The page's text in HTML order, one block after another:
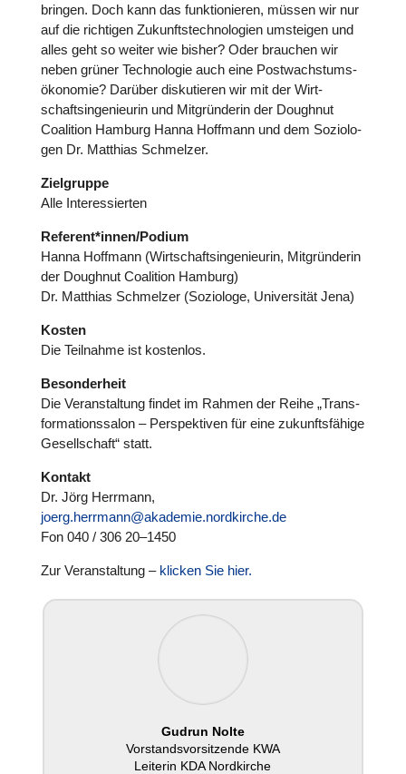
bringen. Doch kann das funk­tio­nie­ren, müssen wir nur
auf die rich­ti­gen Zukunfts­tech­no­lo­gien umstei­gen und
alles geht so weiter wie bisher? Oder brauchen wir
neben grüner Tech­no­lo­gie auch eine Post­wachs­tums­
öko­no­mie? Darüber dis­ku­tie­ren wir mit der Wirt­
schafts­in­ge­nieu­rin und Mit­grün­de­rin der Doughnut
Coali­tion Hamburg Hanna Hoffmann und dem Sozio­lo­
gen Dr. Matthias Schmel­zer.
Ziel­gruppe
Alle Inter­es­sier­ten
Referent*innen/Podium
Hanna Hoffmann (Wirt­schafts­in­ge­nieu­rin, Mit­grün­de­rin
der Doughnut Coali­tion Hamburg)
Dr. Matthias Schmel­zer (Sozio­loge, Uni­ver­si­tät Jena)
Kosten
Die Teil­nahme ist kos­ten­los.
Beson­der­heit
Die Ver­an­stal­tung findet im Rahmen der Reihe „Trans­
for­ma­ti­ons­sa­lon – Per­spek­ti­ven für eine zukunfts­fä­hige
Gesell­schaft“ statt.
Kontakt
Dr. Jörg Herrmann,
joerg.herrmann@akademie.nordkirche.de
Fon 040 / 306 20–1450
Zur Ver­an­stal­tung – klicken Sie hier.
Gudrun Nolte
Vor­stands­vor­sit­zende KWA
Leiterin KDA Nord­kir­che